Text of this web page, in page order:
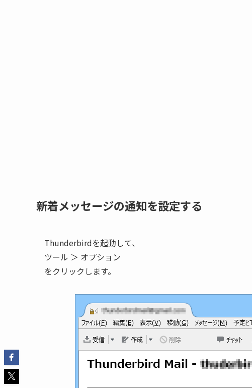
新着メッセージの通知を設定する
Thunderbirdを起動して、
ツール ＞ オプション
をクリックします。